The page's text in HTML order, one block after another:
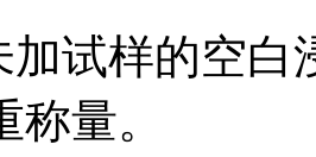
试样的空白
量。